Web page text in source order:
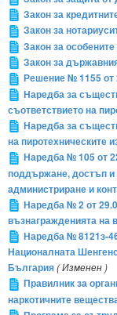
Закон за
Закон за
Закон за
Закон за
Решение № 1155 от
Наредба за
съответствието на
Наредба за
на пиротехническите
Наредба № 105 от
поддържане, достъп и
администриране и
Наредба № 2 от
възнагражденията на
Наредба № 8121з-
Националната
България( Изменен )
Правилник за
наркотичните